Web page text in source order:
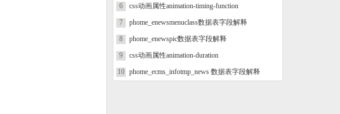
6
css动画属性animation-timing-function
7
phome_enewsmenuclass数据表字段解释
8
phome_enewspic数据表字段解释
9
css动画属性animation-duration
10 phome_ecms_infotmp_news 数据表字段解释